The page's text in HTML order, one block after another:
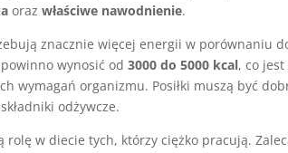
orazwłaściwe nawodnienie.
znacznie więcej energii w porównaniu
wynosić od3000 do 5000 kcal, co
wymagań organizmu. Posiłki muszą być
odżywcze.
rolę w diecie tych, którzy ciężko pracują.